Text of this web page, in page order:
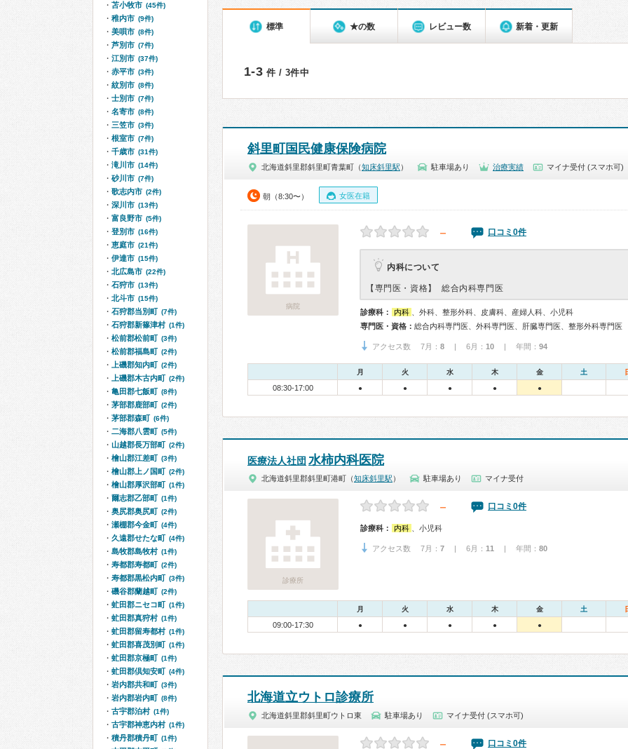
標準 ★の数 レビュー数 新着・更新
1-3 件 / 3件中
斜里町国民健康保険病院
北海道斜里郡斜里町青葉町（知床斜里駅 ） 駐車場あり 治療実績 マイナ受付 (スマホ可)
朝（8:30〜） 女医在籍
病院
－ 口コミ0件
内科について
【専門医・資格】 総合内科専門医
診療科： 内科
、外科、整形外科、皮膚科、産婦人科、小児科
専門医・資格： 総合内科専門医、外科専門医、肝臓専門医、整形外科専門医
アクセス数 7月： 8 | 6月： 10 | 年間： 94
月 火 水 木 金 土
08:30-17:00 ● ● ● ● ●
医療法人社団 水柿内科医院
北海道斜里郡斜里町港町（知床斜里駅 ） 駐車場あり マイナ受付
診療所
－ 口コミ0件
診療科： 内科 、小児科
アクセス数 7月： 7 | 6月： 11 | 年間： 80
月 火 水 木 金 土
09:00-17:30 ● ● ● ● ●
北海道立ウトロ診療所
北海道斜里郡斜里町ウトロ東 駐車場あり マイナ受付 (スマホ可)
－ 口コミ0件
苫小牧市 (45件)
稚内市 (9件)
美唄市 (8件)
芦別市 (7件)
江別市 (37件)
赤平市 (3件)
紋別市 (8件)
士別市 (7件)
名寄市 (8件)
三笠市 (3件)
根室市 (7件)
千歳市 (31件)
滝川市 (14件)
砂川市 (7件)
歌志内市 (2件)
深川市 (13件)
富良野市 (5件)
登別市 (16件)
恵庭市 (21件)
伊達市 (15件)
北広島市 (22件)
石狩市 (13件)
北斗市 (15件)
石狩郡当別町 (7件)
石狩郡新篠津村 (1件)
松前郡松前町 (3件)
松前郡福島町 (2件)
上磯郡知内町 (2件)
上磯郡木古内町 (2件)
亀田郡七飯町 (8件)
茅部郡鹿部町 (2件)
茅部郡森町 (6件)
二海郡八雲町 (5件)
山越郡長万部町 (2件)
檜山郡江差町 (3件)
檜山郡上ノ国町 (2件)
檜山郡厚沢部町 (1件)
爾志郡乙部町 (1件)
奥尻郡奥尻町 (2件)
瀬棚郡今金町 (4件)
久遠郡せたな町 (4件)
島牧郡島牧村 (1件)
寿都郡寿都町 (2件)
寿都郡黒松内町 (3件)
磯谷郡蘭越町 (2件)
虻田郡ニセコ町 (1件)
虻田郡真狩村 (1件)
虻田郡留寿都村 (1件)
虻田郡喜茂別町 (1件)
虻田郡京極町 (1件)
虻田郡倶知安町 (4件)
岩内郡共和町 (3件)
岩内郡岩内町 (8件)
古宇郡泊村 (1件)
古宇郡神恵内村 (1件)
積丹郡積丹町 (1件)